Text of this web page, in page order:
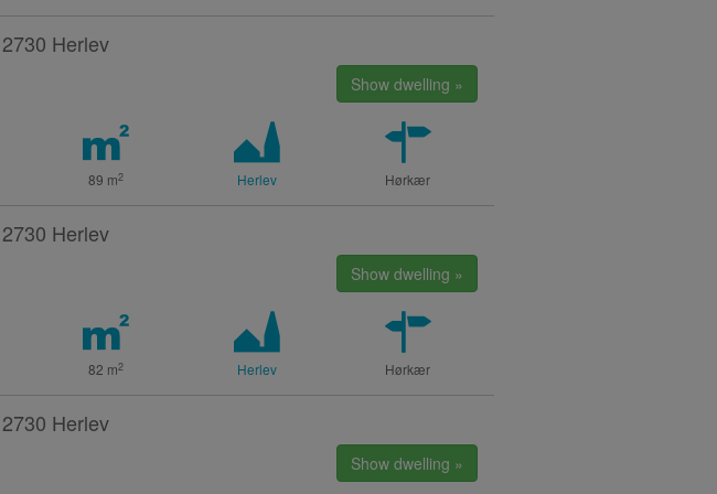
Herlev
Show dwelling »
89 m2 Herlev Hørkær
Herlev
Show dwelling »
82 m2 Herlev Hørkær
Herlev
Show dwelling »